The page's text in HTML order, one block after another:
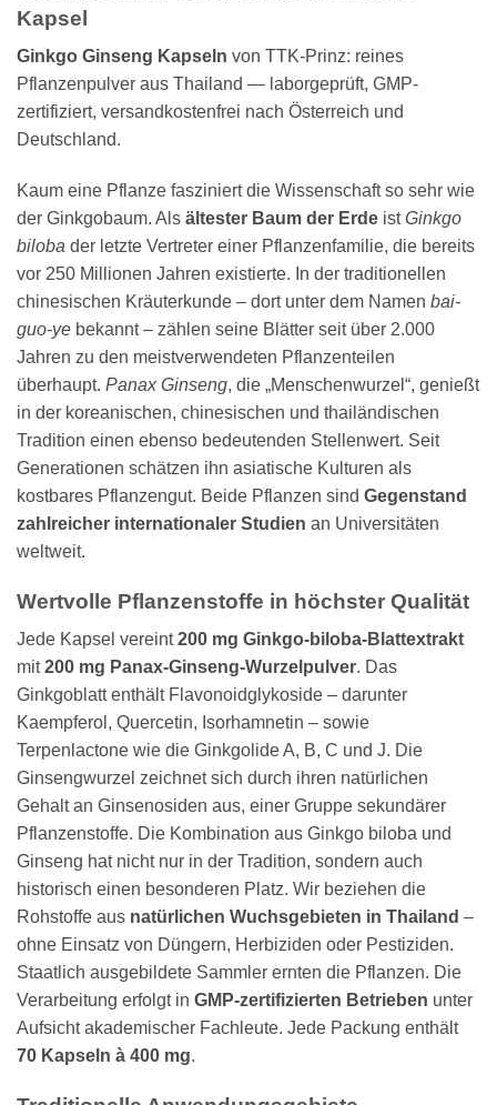
Kapsel
Ginkgo Ginseng Kapseln von TTK-Prinz: reines
Pflanzenpulver aus Thailand — laborgeprüft, GMP-
zertifiziert, versandkostenfrei nach Österreich und
Deutschland.
Kaum eine Pflanze fasziniert die Wissenschaft so sehr wie
der Ginkgobaum. Als ältester Baum der Erde istGinkgo
biloba der letzte Vertreter einer Pflanzenfamilie, die bereits
vor 250 Millionen Jahren existierte. In der traditionellen
chinesischen Kräuterkunde – dort unter dem Namen bai-
guo-ye bekannt – zählen seine Blätter seit über 2.000
Jahren zu den meistverwendeten Pflanzenteilen
überhaupt. Panax Ginseng, die „Menschenwurzel“, genießt
in der koreanischen, chinesischen und thailändischen
Tradition einen ebenso bedeutenden Stellenwert. Seit
Generationen schätzen ihn asiatische Kulturen als
kostbares Pflanzengut. Beide Pflanzen sind Gegenstand
zahlreicher internationaler Studien an Universitäten
weltweit.
Wertvolle Pflanzenstoffe in höchster Qualität
Jede Kapsel vereint200 mg Ginkgo-biloba-Blattextrakt
mit200 mg Panax-Ginseng-Wurzelpulver. Das
Ginkgoblatt enthält Flavonoidglykoside – darunter
Kaempferol, Quercetin, Isorhamnetin – sowie
Terpenlactone wie die Ginkgolide A, B, C und J. Die
Ginsengwurzel zeichnet sich durch ihren natürlichen
Gehalt an Ginsenosiden aus, einer Gruppe sekundärer
Pflanzenstoffe. Die Kombination aus Ginkgo biloba und
Ginseng hat nicht nur in der Tradition, sondern auch
historisch einen besonderen Platz. Wir beziehen die
Rohstoffe aus natürlichen Wuchsgebieten in Thailand –
ohne Einsatz von Düngern, Herbiziden oder Pestiziden.
Staatlich ausgebildete Sammler ernten die Pflanzen. Die
Verarbeitung erfolgt in GMP-zertifizierten Betrieben unter
Aufsicht akademischer Fachleute. Jede Packung enthält
70 Kapseln à 400 mg.